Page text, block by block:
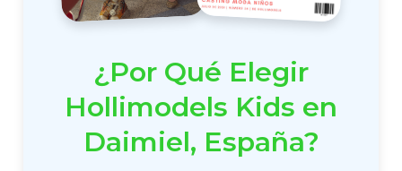
¿Por Qué Elegir
Hollimodels Kids en
Daimiel, España?